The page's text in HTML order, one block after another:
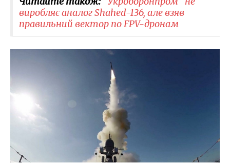
виробляє аналог Shahed-136, але взяв
правильний вектор по FPV-дронам